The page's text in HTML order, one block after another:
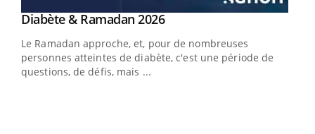
Youtube
Diabète & Ramadan 2026Youtube
Le Ramadan approche, et, pour de nombreuses
personnes atteintes de diabète, c'est une période de
questions, de défis, mais ...
Youtube
Un « jumeau numérique » pour faciliter l’accès
Un établissement lié à un groupe mutualiste innove en
matière de bilan de santé : l'utilisation d'un « jumeau